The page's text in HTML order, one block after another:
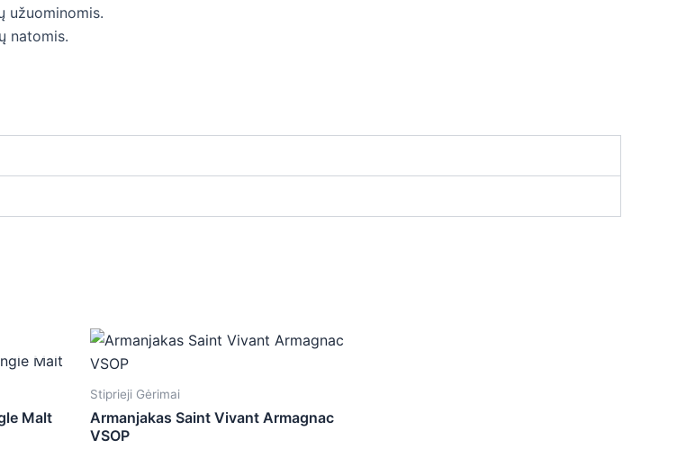
užuominomis.
natomis.
Malt
Stiprieji Gėrimai
Armanjakas Saint Vivant Armagnac
VSOP